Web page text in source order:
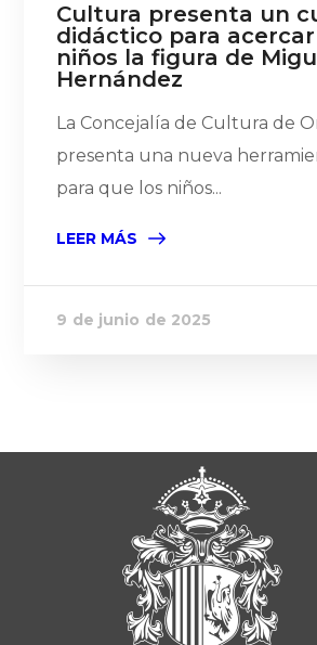
Cultura presenta un
didáctico para
niños la figura de
Hernández
La Concejalía de Cultura de
presenta una nueva
para que los niños...
LEER MÁS
9 de junio de 2025